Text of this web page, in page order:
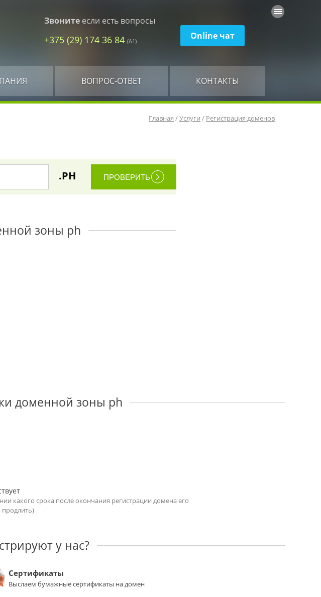
Звоните если есть вопросы
+375 (29) 174 36 84 (А1) Online чат
ВОПРОС-ОТВЕТ КОНТАКТЫ
Главная /Услуги / Регистрация доменов
.PH
зоны ph
доменной зоны ph
какого срока после окончания регистрации домена его
у нас?
Сертификаты
Выслаем бумажные сертификаты на домен